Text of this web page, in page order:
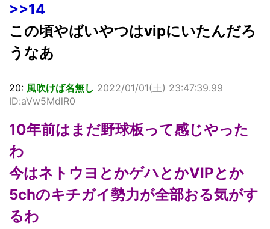
>>14
この頃やばいやつはvipにいたんだろ
うなあ
20: 風吹けば名無し 2022/01/01(土) 23:47:39.99
ID:aVw5MdlR0
10年前はまだ野球板って感じやった
わ
今はネトウヨとかゲハとかVIPとか
5chのキチガイ勢力が全部おる気がす
るわ